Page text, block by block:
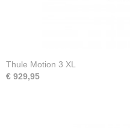
Thule Motion 3 XL
€ 929,95